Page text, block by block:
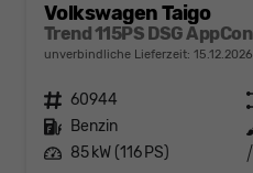
Volkswagen Taigo
unverbindliche Lieferzeit: 15.12.2026
Fahrzeugnr. 60944
Kraftstoff Benzin
Leistung 85 kW (116 PS)